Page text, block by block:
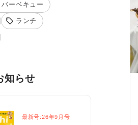
バーベキュー
ランチ
知らせ
最新号:26年9月号